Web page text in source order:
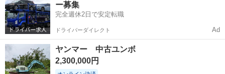
ー募集
完全週休2日で安定転職
ドライバーダイレクト Ad
ヤンマー 中古ユンボ
2,300,000円